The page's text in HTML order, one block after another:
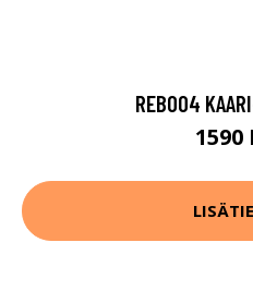
REB004
1590